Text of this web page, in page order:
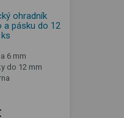
ohradník
a pásku do 12
6 mm
do 12 mm